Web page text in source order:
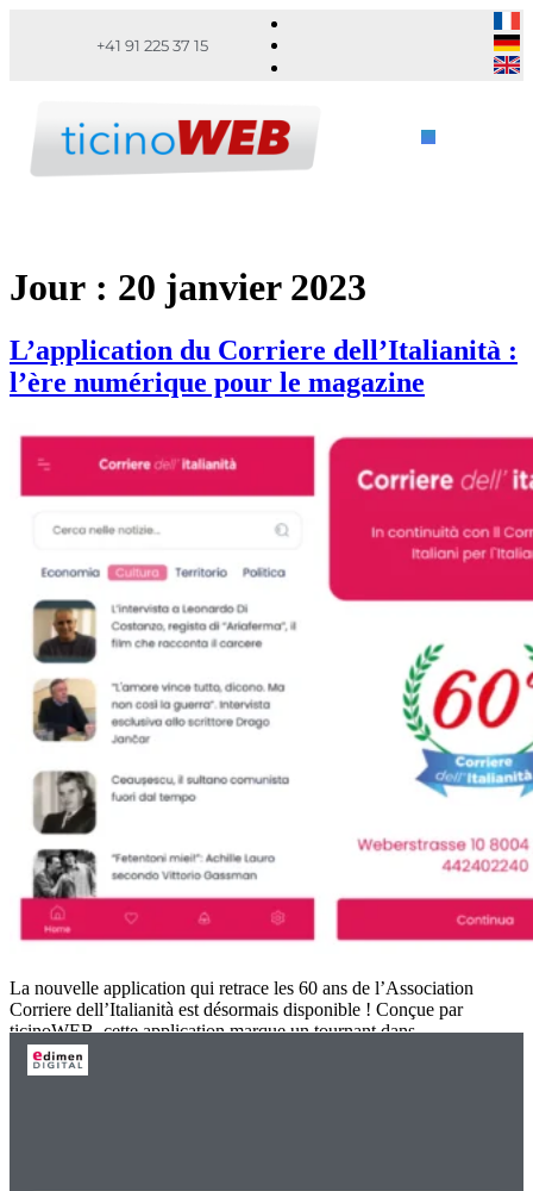
+41 91 225 37 15
Jour : 20 janvier 2023
L’application du Corriere dell’Italianità :
l’ère numérique pour le magazine
La nouvelle application qui retrace les 60 ans de l’Association
Corriere dell’Italianità est désormais disponible ! Conçue par
ticinoWEB, cette application marque un tournant dans